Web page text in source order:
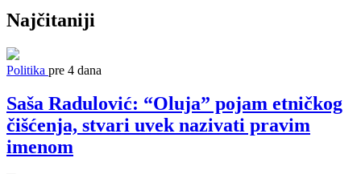
Najčitaniji
Politika pre 4 dana
Saša Radulović: “Oluja” pojam etničkog
čišćenja, stvari uvek nazivati pravim
imenom